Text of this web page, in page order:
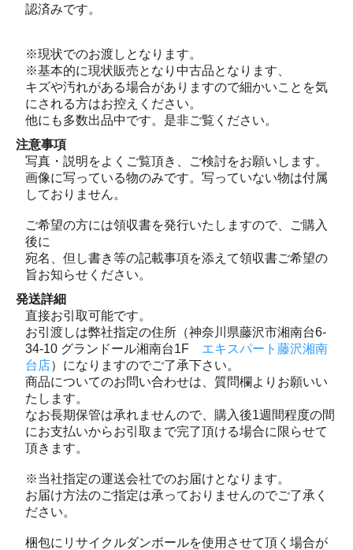
認済みです。
※現状でのお渡しとなります。
※基本的に現状販売となり中古品となります、
キズや汚れがある場合がありますので細かいことを気
にされる方はお控えください。
他にも多数出品中です。是非ご覧ください。
注意事項
写真・説明をよくご覧頂き、ご検討をお願いします。
画像に写っている物のみです。写っていない物は付属
しておりません。
ご希望の方には領収書を発行いたしますので、ご購入
後に
宛名、但し書き等の記載事項を添えて領収書ご希望の
旨お知らせください。
発送詳細
直接お引取可能です。
お引渡しは弊社指定の住所（神奈川県藤沢市湘南台6-
34-10 グランドール湘南台1F エキスパート藤沢湘南
台店）になりますのでご了承下さい。
商品についてのお問い合わせは、質問欄よりお願いい
たします。
なお長期保管は承れませんので、購入後1週間程度の間
にお支払いからお引取まで完了頂ける場合に限らせて
頂きます。
※当社指定の運送会社でのお届けとなります。
お届け方法のご指定は承っておりませんのでご了承く
ださい。
梱包にリサイクルダンボールを使用させて頂く場合が